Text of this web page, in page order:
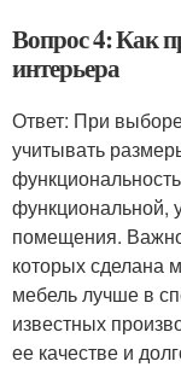
Вопрос 4: Как
интерьера
Ответ: При
учитывать
функциональной,
помещения.
которых сделана
мебель лучше в
известных
ее качестве и